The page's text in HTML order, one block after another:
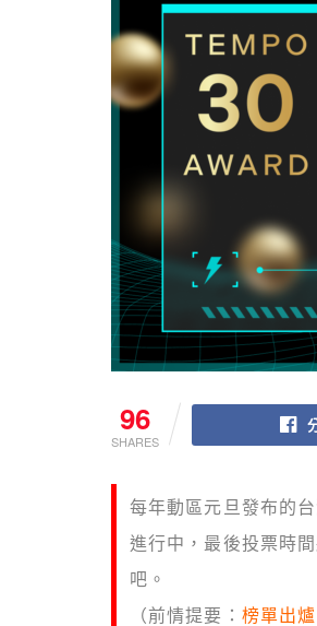
96
SHARES
每年動區元旦發布的
進行中，最後投票時
吧。
（前情提要： 榜單出